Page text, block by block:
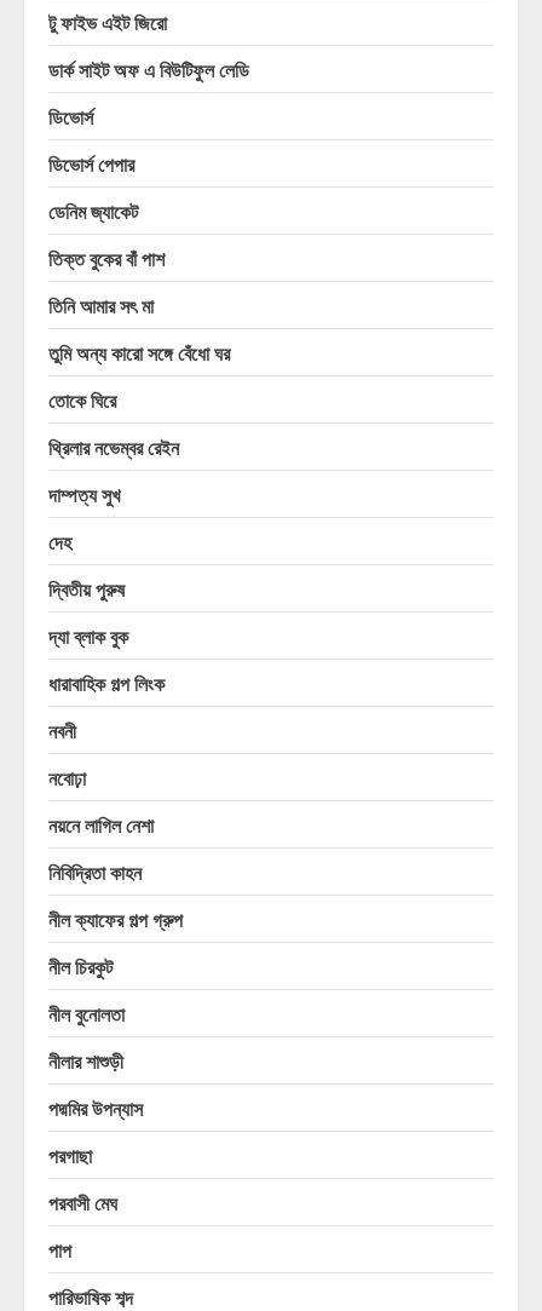
টু ফাইভ এইট জিরো
ডার্ক সাইট অফ এ বিউটিফুল লেডি
ডিভোর্স
ডিভোর্স পেপার
ডেনিম জ্যাকেট
তিক্ত বুকের বাঁ পাশ
তিনি আমার সৎ মা
তুমি অন্য কারো সঙ্গে বেঁধো ঘর
তোকে ঘিরে
থ্রিলার নভেম্বর রেইন
দাম্পত্য সুখ
দেহ
দ্বিতীয় পুরুষ
দ্যা ব্লাক বুক
ধারাবাহিক গল্প লিংক
নবনী
নবোঢ়া
নয়নে লাগিল নেশা
নিবিদ্রিতা কাহন
নীল ক্যাফের গল্প গ্রুপ
নীল চিরকুট
নীল বুনোলতা
নীলার শাশুড়ী
পদ্মমির উপন্যাস
পরগাছা
পরবাসী মেঘ
পাপ
পারিভাষিক শব্দ